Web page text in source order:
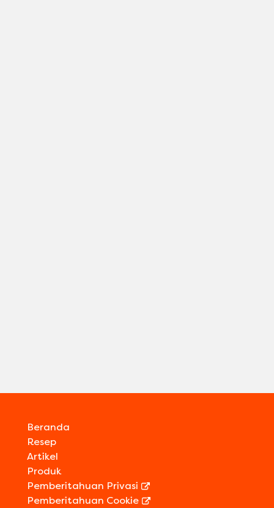
Beranda
Resep
Artikel
Produk
Pemberitahuan Privasi
Pemberitahuan Cookie